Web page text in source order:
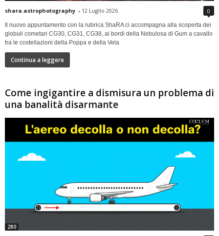
shara.astrophotography - 12 Luglio 2026 0
Il nuovo appuntamento con la rubrica ShaRA ci accompagna alla scoperta dei
globuli cometari CG30, CG31, CG38, ai bordi della Nebulosa di Gum a cavallo
tra le costellazioni della Poppa e della Vela
Continua a leggere
Come ingigantire a dismisura un problema di
una banalità disarmante
280